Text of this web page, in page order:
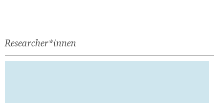
Researcher*innen